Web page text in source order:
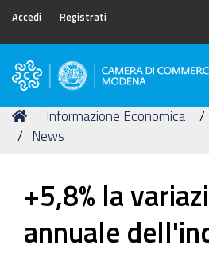
Accedi Registrati
Camera
Commercio
di
Tu
sei
Home
Informazione Economica
News
+5,8% la
annuale